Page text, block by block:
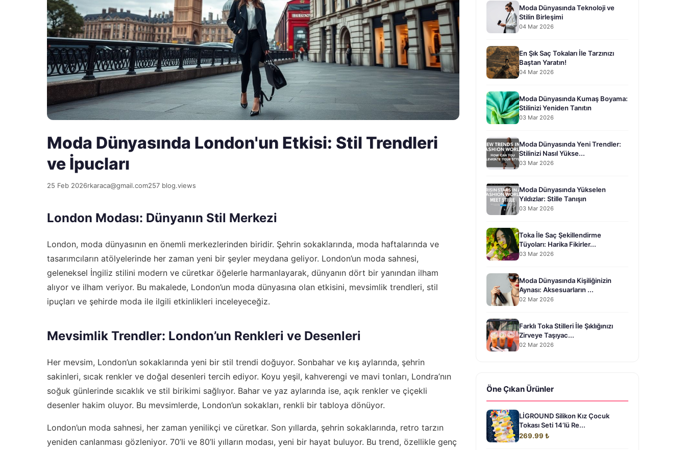
Moda Dünyasında London'un Etkisi: Stil Trendleri
ve İpucları
25 Feb 2026rkaraca@gmail.com257 blog.views
London Modası: Dünyanın Stil Merkezi
London, moda dünyasının en önemli merkezlerinden biridir. Şehrin sokaklarında, moda haftalarında ve
tasarımcıların atölyelerinde her zaman yeni bir şeyler meydana geliyor. London’un moda sahnesi,
geleneksel İngiliz stilini modern ve cüretkar öğelerle harmanlayarak, dünyanın dört bir yanından ilham
alıyor ve ilham veriyor. Bu makalede, London’un moda dünyasına olan etkisini, mevsimlik trendleri, stil
ipuçları ve şehirde moda ile ilgili etkinlikleri inceleyeceğiz.
Mevsimlik Trendler: London’un Renkleri ve Desenleri
Her mevsim, London’un sokaklarında yeni bir stil trendi doğuyor. Sonbahar ve kış aylarında, şehrin
sakinleri, sıcak renkler ve doğal desenleri tercih ediyor. Koyu yeşil, kahverengi ve mavi tonları, Londra’nın
soğuk günlerinde sıcaklık ve stil birikimi sağlıyor. Bahar ve yaz aylarında ise, açık renkler ve çiçekli
desenler hakim oluyor. Bu mevsimlerde, London’un sokakları, renkli bir tabloya dönüyor.
London’un moda sahnesi, her zaman yenilikçi ve cüretkar. Son yıllarda, şehrin sokaklarında, retro tarzın
yeniden canlanması gözleniyor. 70’li ve 80’li yılların modası, yeni bir hayat buluyor. Bu trend, özellikle genç
Moda Dünyasında Teknoloji ve
Stilin Birleşimi
04 Mar 2026
En Şık Saç Tokaları İle Tarzınızı
Baştan Yaratın!
04 Mar 2026
Moda Dünyasında Kumaş Boyama:
Stilinizi Yeniden Tanıtın
03 Mar 2026
Moda Dünyasında Yeni Trendler:
Stilinizi Nasıl Yükse...
03 Mar 2026
Moda Dünyasında Yükselen
Yıldızlar: Stille Tanışın
03 Mar 2026
Toka İle Saç Şekillendirme
Tüyoları: Harika Fikirler...
03 Mar 2026
Moda Dünyasında Kişiliğinizin
Aynası: Aksesuarların ...
02 Mar 2026
Farklı Toka Stilleri İle Şıklığınızı
Zirveye Taşıyac...
02 Mar 2026
Öne Çıkan Ürünler
LİGROUND Silikon Kız Çocuk
Tokası Seti 14’lü Re...
269.99 ₺